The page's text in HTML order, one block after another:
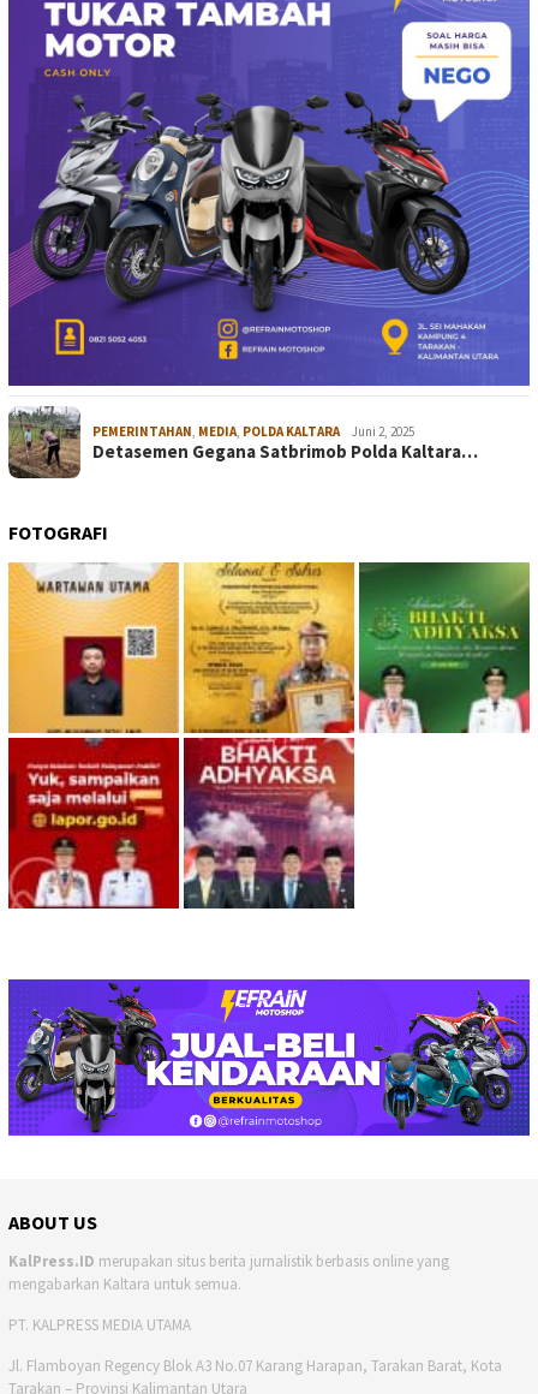
PEMERINTAHAN MEDIA POLDA KALTARA Juni 2, 2025
Detasemen Gegana Satbrimob Polda Kaltara…
FOTOGRAFI
ABOUT US
KalPress.ID merupakan situs berita jurnalistik berbasis online yang
mengabarkan Kaltara untuk semua.
PT. KALPRESS MEDIA UTAMA
Jl. Flamboyan Regency Blok A3 No.07 Karang Harapan, Tarakan Barat, Kota
Tarakan – Provinsi Kalimantan Utara